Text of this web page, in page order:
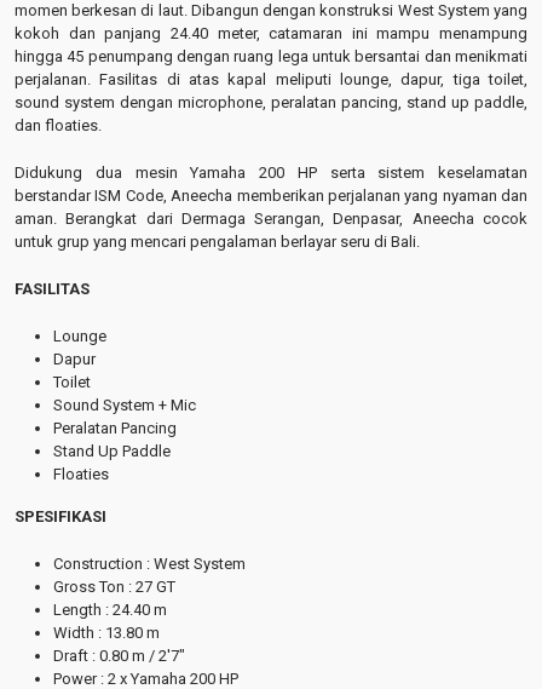
momen berkesan di laut. Dibangun dengan konstruksi West System yang
kokoh dan panjang 24.40 meter, catamaran ini mampu menampung
hingga 45 penumpang dengan ruang lega untuk bersantai dan menikmati
perjalanan. Fasilitas di atas kapal meliputi lounge, dapur, tiga toilet,
sound system dengan microphone, peralatan pancing, stand up paddle,
dan floaties.
Didukung dua mesin Yamaha 200 HP serta sistem keselamatan
berstandar ISM Code, Aneecha memberikan perjalanan yang nyaman dan
aman. Berangkat dari Dermaga Serangan, Denpasar, Aneecha cocok
untuk grup yang mencari pengalaman berlayar seru di Bali.
FASILITAS
Lounge
Dapur
Toilet
Sound System + Mic
Peralatan Pancing
Stand Up Paddle
Floaties
SPESIFIKASI
Construction : West System
Gross Ton : 27 GT
Length : 24.40 m
Width : 13.80 m
Draft : 0.80 m / 2'7"
Power : 2 x Yamaha 200 HP